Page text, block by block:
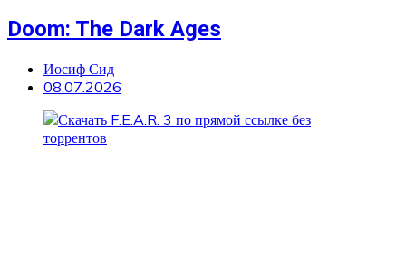
Doom: The Dark Ages
Иосиф Сид
08.07.2026